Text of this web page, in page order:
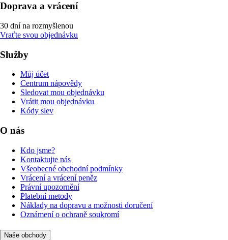
Doprava a vrácení
30 dní na rozmyšlenou
Vraťte svou objednávku
Služby
Můj účet
Centrum nápovědy
Sledovat mou objednávku
Vrátit mou objednávku
Kódy slev
O nás
Kdo jsme?
Kontaktujte nás
Všeobecné obchodní podmínky
Vrácení a vrácení peněz
Právní upozornění
Platební metody
Náklady na dopravu a možnosti doručení
Oznámení o ochraně soukromí
Naše obchody